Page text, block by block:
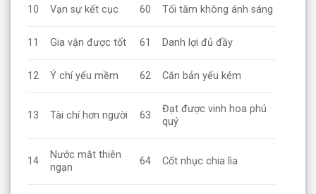
10 Vạn sự kết cục 60 Tối tăm không ánh sáng
11 Gia vận được tốt 61 Danh lợi đủ đầy
12 Ý chí yếu mềm 62 Căn bản yếu kém
13 Tài chí hơn người 63
Đạt được vinh hoa phú
quý
14
Nước mắt thiên
ngạn
64 Cốt nhục chia lìa